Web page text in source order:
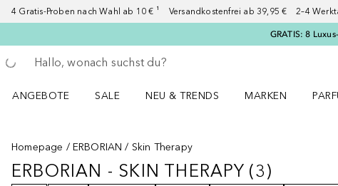
4 Gratis-Proben nach Wahl ab 10 € ¹ Versandkostenfrei ab 39,95 € 2–4
GRATIS: 8
Gehe zurück
Suche ausführen
ANGEBOTE
SALE
NEU & TRENDS
MARKEN
Homepage ERBORIAN Skin Therapy
ERBORIAN - SKIN THERAPY3
ERBORIAN - SKIN THERAPY (3)